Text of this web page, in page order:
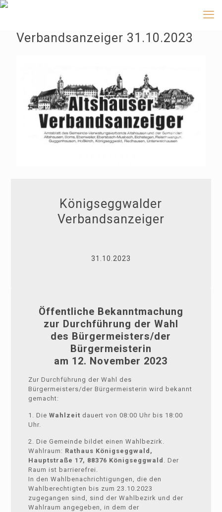
Verbandsanzeiger 31.10.2023
Königseggwalder
Verbandsanzeiger
31.10.2023
Öffentliche Bekanntmachung
zur Durchführung der Wahl
des Bürgermeisters/der
Bürgermeisterin
am 12. November 2023
Zur Durchführung der Wahl des
Bürgermeisters/der Bürgermeisterin wird bekannt
gemacht:
1. Die Wahlzeit dauert von 08:00 Uhr bis 18:00
Uhr.
2. Die Gemeinde bildet einen Wahlbezirk.
Wahlraum: Rathaus Königseggwald,
Hauptstraße 17, 88376 Königseggwald . Der
Raum ist barrierefrei.
In den Wahlbenachrichtigungen, die den
Wahlberechtigten bis zum 23.10.2023
zugegangen sind, sind der Wahlbezirk und der
Wahlraum angegeben, in dem der